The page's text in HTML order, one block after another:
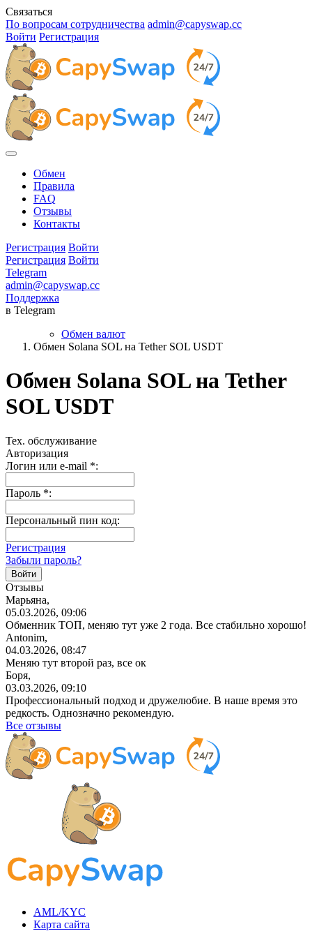
Связаться
По вопросам сотрудничества admin@capyswap.cc
Войти Регистрация
Обмен
Правила
FAQ
Отзывы
Контакты
Регистрация Войти
Регистрация Войти
Telegram
admin@capyswap.cc
Поддержка
в Telegram
Обмен валют
Обмен Solana SOL на Tether SOL USDT
Обмен Solana SOL на Tether
SOL USDT
Тех. обслуживание
Авторизация
Логин или e-mail *:
Пароль *:
Персональный пин код:
Регистрация
Забыли пароль?
Отзывы
Марьяна,
05.03.2026, 09:06
Обменник ТОП, меняю тут уже 2 года. Все стабильно хорошо!
Antonim,
04.03.2026, 08:47
Меняю тут второй раз, все ок
Боря,
03.03.2026, 09:10
Профессиональный подход и дружелюбие. В наше время это
редкость. Однозначно рекомендую.
Все отзывы
AML/KYC
Карта сайта